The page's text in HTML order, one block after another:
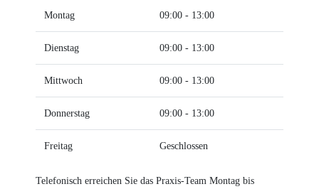
Montag 09:00 - 13:00
Dienstag 09:00 - 13:00
Mittwoch 09:00 - 13:00
Donnerstag 09:00 - 13:00
Freitag Geschlossen
Telefonisch erreichen Sie das Praxis-Team Montag bis